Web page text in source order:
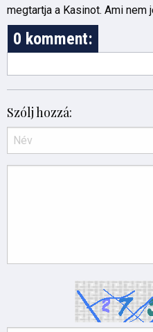
megtartja a Kasinot. Ami
0 komment:
Szólj hozzá: